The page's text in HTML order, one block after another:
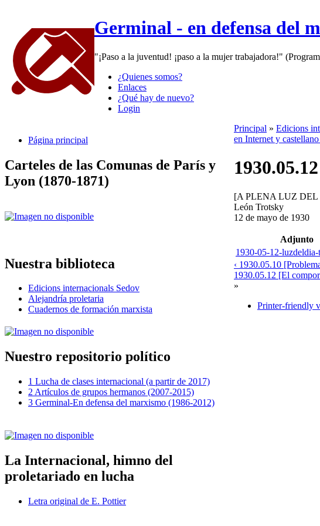
Germinal - en defensa del
"¡Paso a la juventud! ¡paso a la mujer trabajadora!"
¿Quienes somos?
Enlaces
¿Qué hay de nuevo?
Login
Página principal
Carteles de las Comunas de París y
Lyon (1870-1871)
Nuestra biblioteca
Edicions internacionals Sedov
Alejandría proletaria
Cuadernos de formación marxista
Nuestro repositorio político
1 Lucha de clases internacional (a partir de 2017)
2 Artículos de grupos hermanos (2007-2015)
3 Germinal-En defensa del marxismo (1986-2012)
La Internacional, himno del
proletariado en lucha
Letra original de E. Pottier
Principal » Edicions
en Internet y
[A PLENA LUZ
León Trotsky
12 de mayo de 1930
Adjunto
1930-05-12-
‹ 1930.05.10
1930.05.12 [El
»
Printer-friendly